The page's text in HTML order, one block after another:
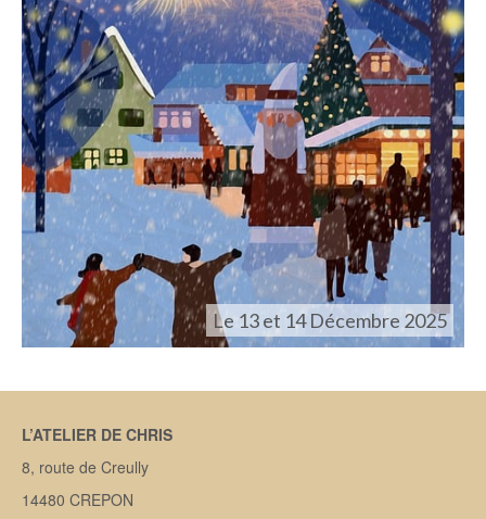
Le 13 et 14 Décembre 2025
L’ATELIER DE CHRIS
8, route de Creully
14480 CREPON